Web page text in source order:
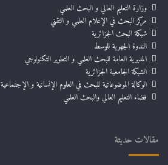
وزارة التعليم العالي و البحث العلمي
مركز البحث في الإعلام العلمي و التقني
شبكة البحث الجزائرية
الندوة الجهوية للوسط
المديرية العامة للبحث العلمي و التطوير التكنولوجي
الشبكة الجامعية الجزائرية
الوكالة الموضوعاتية للبحث في العلوم الإنسانية و الإجتماعية
فضاء التعليم العالي والبحث العلمي
مقالات حديثة